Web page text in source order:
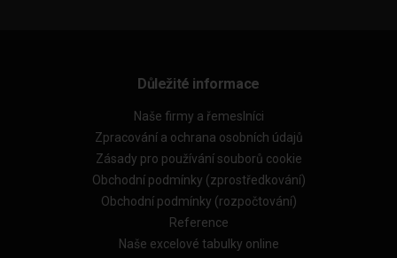
Důležité informace
Naše firmy a řemeslníci
Zpracování a ochrana osobních údajů
Zásady pro používání souborů cookie
Obchodní podmínky (zprostředkování)
Obchodní podmínky (rozpočtování)
Reference
Naše excelové tabulky online